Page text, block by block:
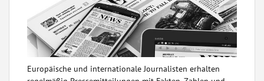
Europäische und internationale Journalisten erhalten